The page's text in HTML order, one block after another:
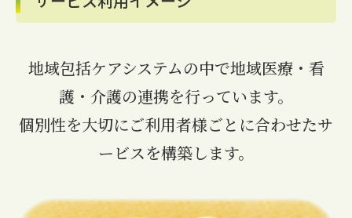
地域包括ケアシステムの中で地域医療・看
護・介護の連携を行っています。
個別性を大切にご利用者様ごとに合わせたサ
ービスを構築します。